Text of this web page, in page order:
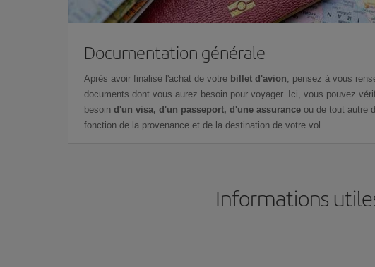
Documentation générale
Après avoir finalisé l'achat de votre billet d'avion, pensez à vous
documents dont vous aurez besoin pour voyager. Ici, vous pouvez
besoin d'un visa, d'un passeport, d'une assurance ou de tout autre
fonction de la provenance et de la destination de votre vol.
Informations